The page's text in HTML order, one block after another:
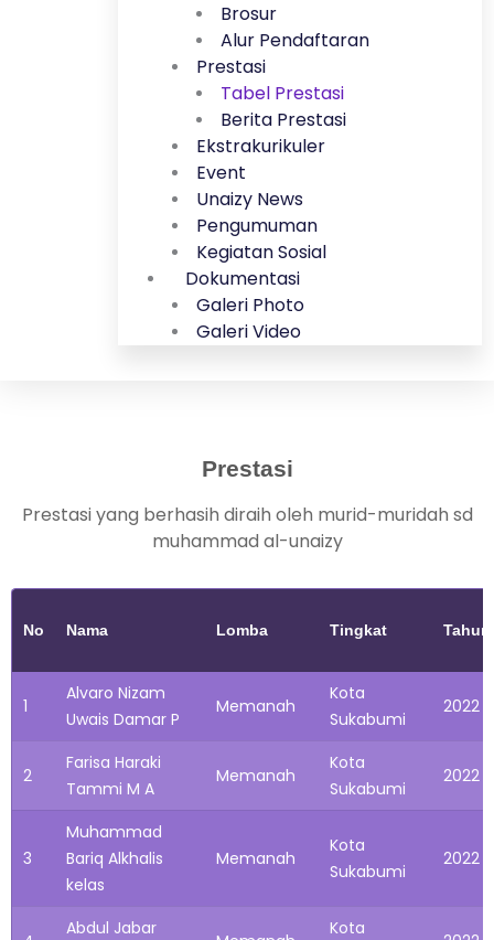
Brosur
Alur Pendaftaran
Prestasi
Tabel Prestasi
Berita Prestasi
Ekstrakurikuler
Event
Unaizy News
Pengumuman
Kegiatan Sosial
Dokumentasi
Galeri Photo
Galeri Video
Prestasi
Prestasi yang berhasih diraih oleh murid-muridah sd
muhammad al-unaizy
No Nama Lomba Tingkat Tahun
1
Alvaro Nizam
Uwais Damar P
Memanah
Kota
Sukabumi
2022
2
Farisa Haraki
Tammi M A
Memanah
Kota
Sukabumi
2022
3
Muhammad
Bariq Alkhalis
kelas
Memanah
Kota
Sukabumi
2022
Abdul Jabar Kota